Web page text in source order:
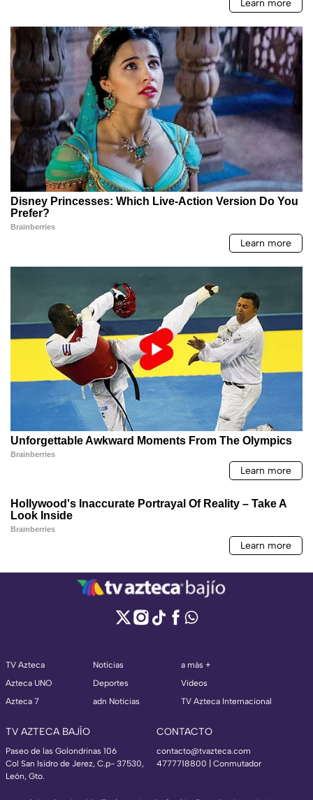
TV Azteca
Azteca UNO
Azteca 7
Noticias
Deportes
adn Noticias
a más +
Videos
TV Azteca Internacional
TV AZTECA BAJÍO
Paseo de las Golondrinas 106
Col San Isidro de Jerez, C.p- 37530,
León, Gto.
CONTACTO
contacto@tvazteca.com
4777718800 | Conmutador